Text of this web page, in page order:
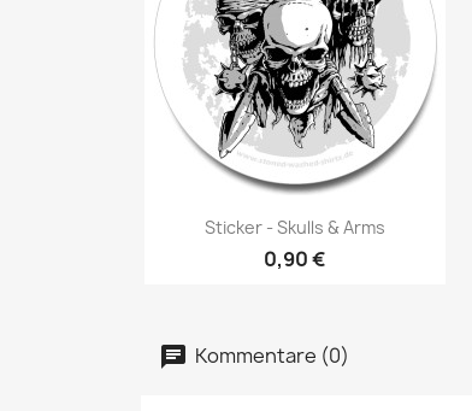
 Vorschau
Sticker - Skulls & Arms
0,90 €
Kommentare (0)